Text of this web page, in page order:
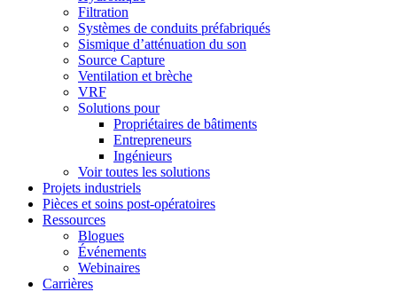
Filtration
Systèmes de conduits préfabriqués
Sismique d’atténuation du son
Source Capture
Ventilation et brèche
VRF
Solutions pour
Propriétaires de bâtiments
Entrepreneurs
Ingénieurs
Voir toutes les solutions
Projets industriels
Pièces et soins post-opératoires
Ressources
Blogues
Événements
Webinaires
Carrières